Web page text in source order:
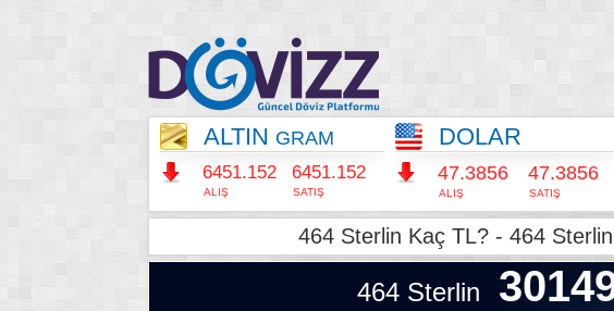
ALTIN GRAM
6451.152
ALIŞ
6451.152
SATIŞ
DOLAR
47.3856
ALIŞ
47.3856
SATIŞ
464 Sterlin Kaç TL? - 464
464 Sterlin